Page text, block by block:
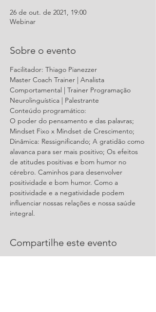
26 de out. de 2021, 19:00
Webinar
Sobre o evento
Facilitador: Thiago Pianezzer
Master Coach Trainer | Analista
Comportamental | Trainer Programação
Neurolinguística | Palestrante
Conteúdo programático:
O poder do pensamento e das palavras;
Mindset Fixo x Mindset de Crescimento;
Dinâmica: Ressignificando; A gratidão como
alavanca para ser mais positivo; Os efeitos
de atitudes positivas e bom humor no
cérebro. Caminhos para desenvolver
positividade e bom humor. Como a
positividade e a negatividade podem
influenciar nossas relações e nossa saúde
integral.
Compartilhe este evento